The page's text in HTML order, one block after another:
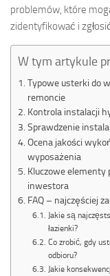
problemów, które
zidentyfikować i
W tym artykule
Typowe usterki do
remoncie
Kontrola instalacji
Sprawdzenie
Ocena jakości
wyposażenia
Kluczowe elementy
inwestora
FAQ – najczęściej
Jakie są
łazienki?
Co zrobić, gdy
odbioru?
Jakie